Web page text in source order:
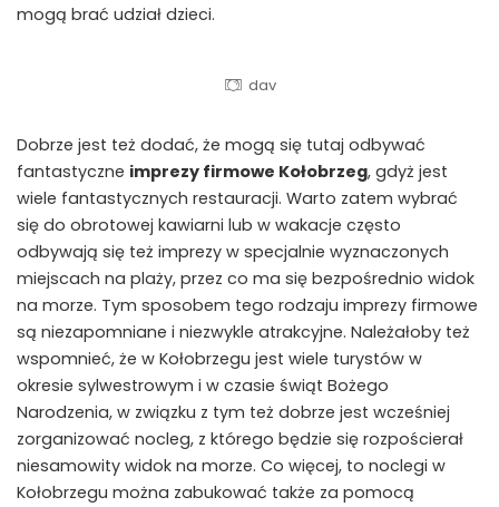
mogą brać udział dzieci.
dav
Dobrze jest też dodać, że mogą się tutaj odbywać
fantastyczne imprezy firmowe Kołobrzeg, gdyż jest
wiele fantastycznych restauracji. Warto zatem wybrać
się do obrotowej kawiarni lub w wakacje często
odbywają się też imprezy w specjalnie wyznaczonych
miejscach na plaży, przez co ma się bezpośrednio widok
na morze. Tym sposobem tego rodzaju imprezy firmowe
są niezapomniane i niezwykle atrakcyjne. Należałoby też
wspomnieć, że w Kołobrzegu jest wiele turystów w
okresie sylwestrowym i w czasie świąt Bożego
Narodzenia, w związku z tym też dobrze jest wcześniej
zorganizować nocleg, z którego będzie się rozpościerał
niesamowity widok na morze. Co więcej, to noclegi w
Kołobrzegu można zabukować także za pomocą